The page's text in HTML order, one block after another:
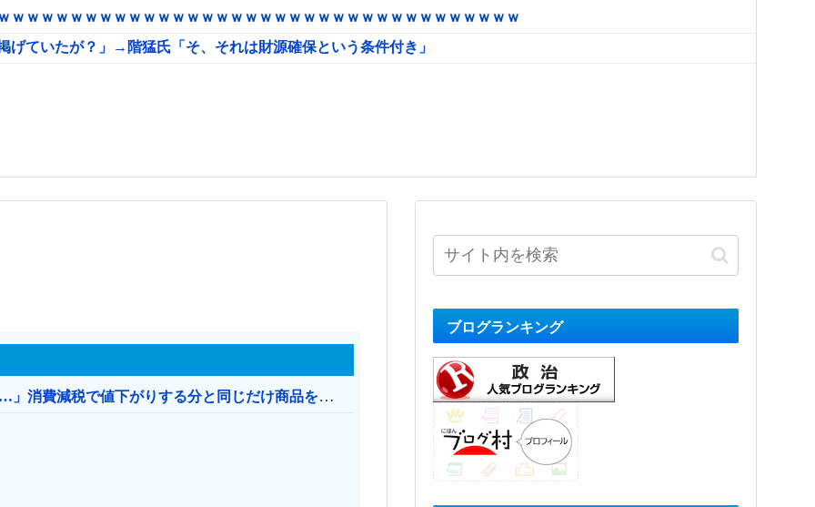
ｗｗｗｗｗｗｗｗｗｗｗｗｗｗｗｗｗｗｗｗｗｗｗｗｗｗｗｗｗｗｗｗｗｗ
ていたが？」→階猛氏「そ、それは財源確保という条件付き」
【消費税率1％】 「下げるのが筋なんですけど…」消費減税で値下がりする分と同じだけ商品を値上げして店頭価格を変えない店も
ブログランキング